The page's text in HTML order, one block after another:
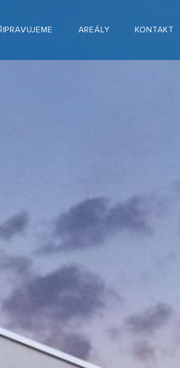
AREÁLY KONTAKT